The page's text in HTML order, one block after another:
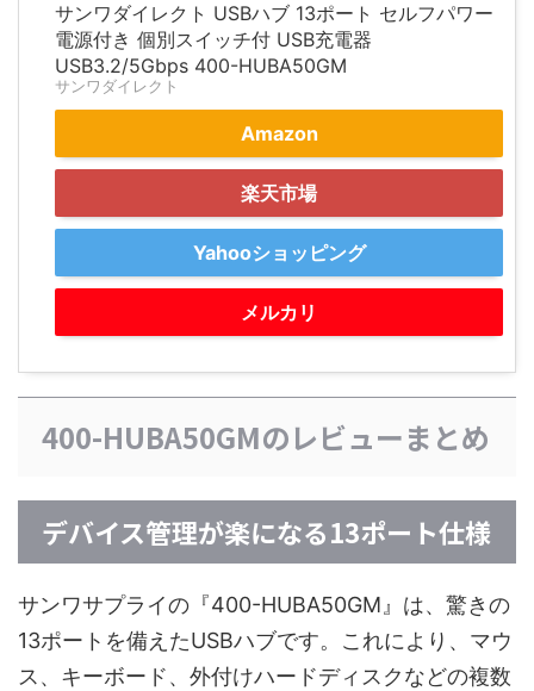
サンワダイレクト USBハブ 13ポート セルフパワー
電源付き 個別スイッチ付 USB充電器
USB3.2/5Gbps 400-HUBA50GM
サンワダイレクト
Amazon
楽天市場
Yahooショッピング
メルカリ
400-HUBA50GMのレビューまとめ
デバイス管理が楽になる13ポート仕様
サンワサプライの『400-HUBA50GM』は、驚きの
13ポートを備えたUSBハブです。これにより、マウ
ス、キーボード、外付けハードディスクなどの複数